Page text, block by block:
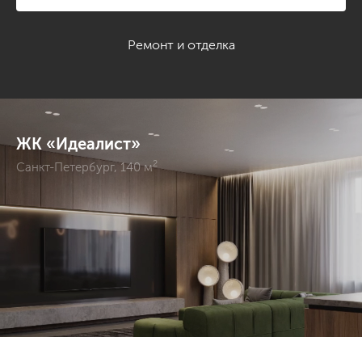
Ремонт и отделка
ЖК «Идеалист»
ЖК «Идеалист», Санкт-Петербург, Современный, 140
Санкт-Петербург, 140 м2
26 фото